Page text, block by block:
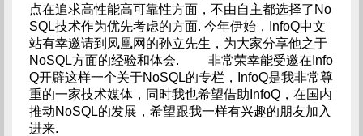
点在追求高性能高可靠性方面，不由自主都选择了No
SQL技术作为优先考虑的方面. 今年伊始，InfoQ中文
站有幸邀请到凤凰网的孙立先生，为大家分享他之于
NoSQL方面的经验和体会. 非常荣幸能受邀在Info
Q开辟这样一个关于NoSQL的专栏，InfoQ是我非常尊
重的一家技术媒体，同时我也希望借助InfoQ，在国内
推动NoSQL的发展，希望跟我一样有兴趣的朋友加入
进来.